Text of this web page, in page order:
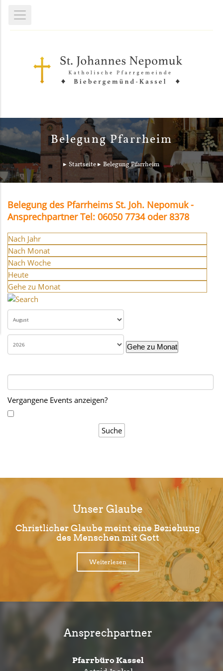
Belegung Pfarrheim
Startseite Belegung Pfarrheim
Belegung des Pfarrheims St. Joh. Nepomuk -
Ansprechpartner Tel: 06050 7734 oder 8378
Nach Jahr
Nach Monat
Nach Woche
Heute
Gehe zu Monat
Gehe zu Monat
Vergangene Events anzeigen?
Unser Glaube
Christlicher Glaube meint eine Beziehung
des Menschen mit Gott
Weiterlesen
Ansprechpartner
Pfarrbüro Kassel